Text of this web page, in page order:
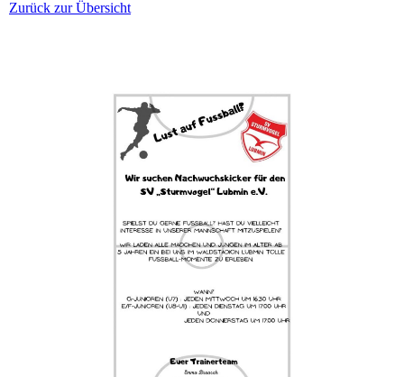
Zurück zur Übersicht